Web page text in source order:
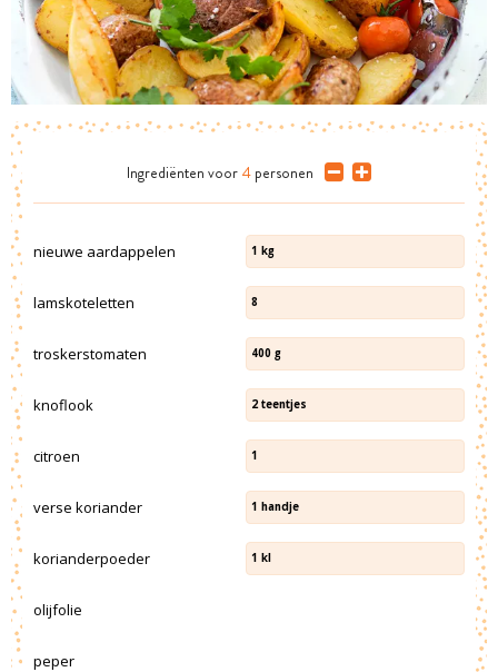
Ingrediënten voor 4 personen
nieuwe aardappelen 1 kg
lamskoteletten 8
troskerstomaten 400 g
knoflook 2 teentjes
citroen 1
verse koriander 1 handje
korianderpoeder 1 kl
olijfolie
peper